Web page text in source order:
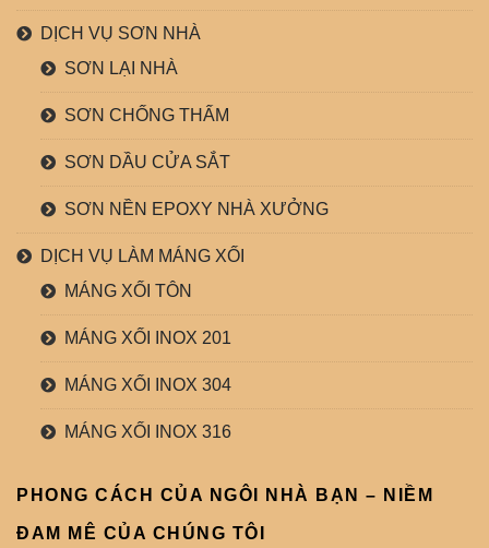
DỊCH VỤ SƠN NHÀ
SƠN LẠI NHÀ
SƠN CHỐNG THẤM
SƠN DẦU CỬA SẮT
SƠN NỀN EPOXY NHÀ XƯỞNG
DỊCH VỤ LÀM MÁNG XỐI
MÁNG XỐI TÔN
MÁNG XỐI INOX 201
MÁNG XỐI INOX 304
MÁNG XỐI INOX 316
PHONG CÁCH CỦA NGÔI NHÀ BẠN – NIỀM
ĐAM MÊ CỦA CHÚNG TÔI